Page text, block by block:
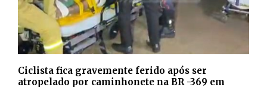
Ciclista fica gravemente ferido após ser
atropelado por caminhonete na BR -369 em